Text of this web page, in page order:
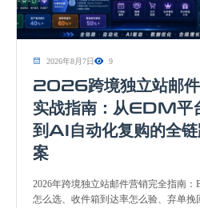
2026年8月7日 9
2026跨境独立站邮
实战指南：从EDM平
到AI自动化复购的全
案
2026年跨境独立站邮件营销完全指南：
怎么选、收件箱到达率怎么验、弃单挽